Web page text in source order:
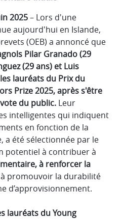
2025– Lors d'une
aujourd'hui en Islande,
(OEB) a annoncé que
Pilar Granado (29
(29 ans) et Luis
lauréats du Prix du
Prize 2025, après s'être
du public. Leur
intelligentes qui indiquent
en fonction de la
a été sélectionnée par le
potentiel à contribuer à
à renforcer la
promouvoir la durabilité
d’approvisionnement.
lauréats du Young